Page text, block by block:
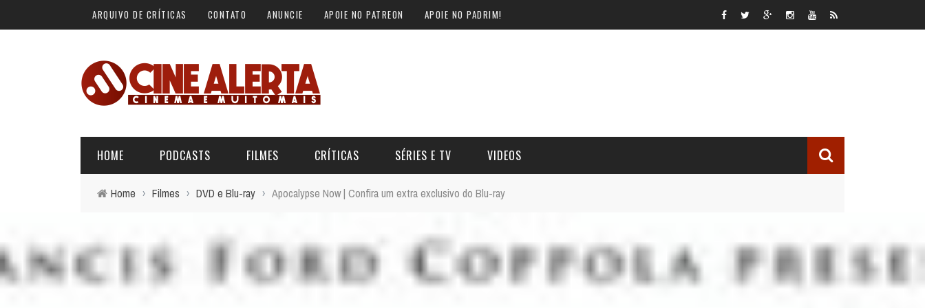
ARQUIVO DE CRÍTICAS CONTATO ANUNCIE APOIE NO PATREON APOIE NO PADRIM!
HOME PODCASTS
ALERTA DE SPOILER
FORA DA CURVA
FILMES CRÍTICAS SÉRIES E TV VIDEOS
CINERAMA
Home › Filmes › DVD e Blu-ray › Apocalypse Now | Confira um extra exclusivo do Blu-ray